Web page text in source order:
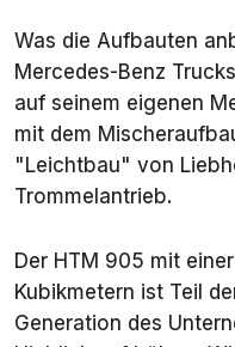
Was die Aufbauten
Mercedes-Benz
auf seinem eigenen
mit dem
"Leichtbau" von
Trommelantrieb.
Der HTM 905 mit
Kubikmetern ist Teil
Generation des